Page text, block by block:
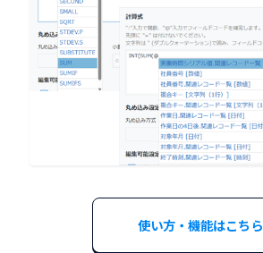
使い方・機能はこちら